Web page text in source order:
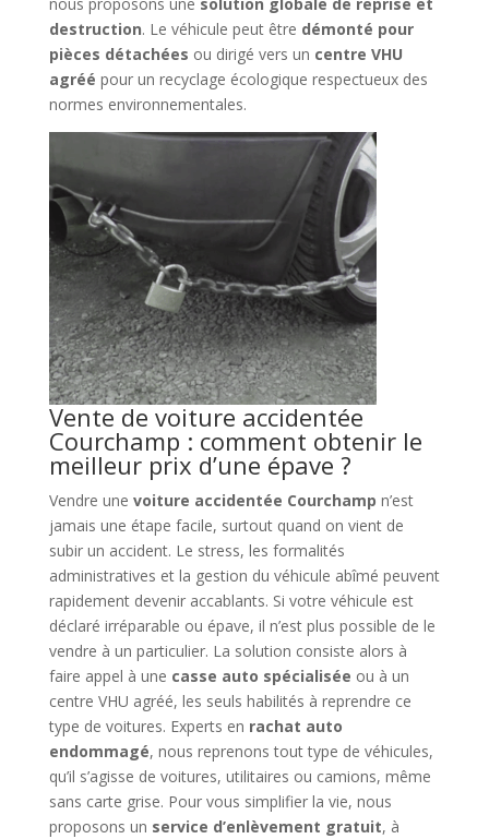
destruction. Le véhicule peut être démonté pour
pièces détachées ou dirigé vers un centre VHU
agréé pour un recyclage écologique respectueux des
normes environnementales.
Vente de voiture accidentée
Courchamp : comment obtenir le
meilleur prix d’une épave ?
Vendre une voiture accidentée Courchamp n’est
jamais une étape facile, surtout quand on vient de
subir un accident. Le stress, les formalités
administratives et la gestion du véhicule abîmé peuvent
rapidement devenir accablants. Si votre véhicule est
déclaré irréparable ou épave, il n’est plus possible de le
vendre à un particulier. La solution consiste alors à
faire appel à une casse auto spécialisée ou à un
centre VHU agréé, les seuls habilités à reprendre ce
type de voitures. Experts en rachat auto
endommagé, nous reprenons tout type de véhicules,
qu’il s’agisse de voitures, utilitaires ou camions, même
sans carte grise. Pour vous simplifier la vie, nous
proposons un service d’enlèvement gratuit, à